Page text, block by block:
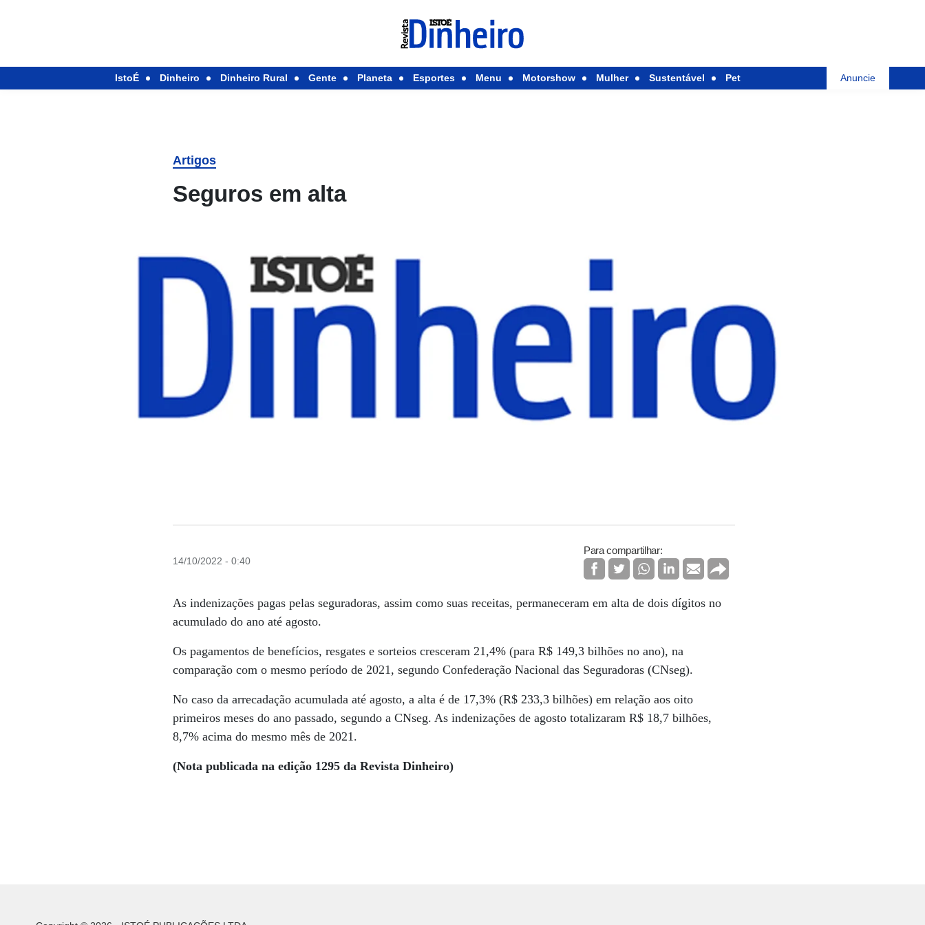
IstoÉ Dinheiro Dinheiro Rural Gente Planeta Esportes Menu Motorshow Mulher Sustentável Pet Anuncie
Artigos
Seguros em alta
14/10/2022 - 0:40
Para compartilhar:
As indenizações pagas pelas seguradoras, assim como suas receitas, permaneceram em alta de dois dígitos no
acumulado do ano até agosto.
Os pagamentos de benefícios, resgates e sorteios cresceram 21,4% (para R$ 149,3 bilhões no ano), na
comparação com o mesmo período de 2021, segundo Confederação Nacional das Seguradoras (CNseg).
No caso da arrecadação acumulada até agosto, a alta é de 17,3% (R$ 233,3 bilhões) em relação aos oito
primeiros meses do ano passado, segundo a CNseg. As indenizações de agosto totalizaram R$ 18,7 bilhões,
8,7% acima do mesmo mês de 2021.
(Nota publicada na edição 1295 da Revista Dinheiro)